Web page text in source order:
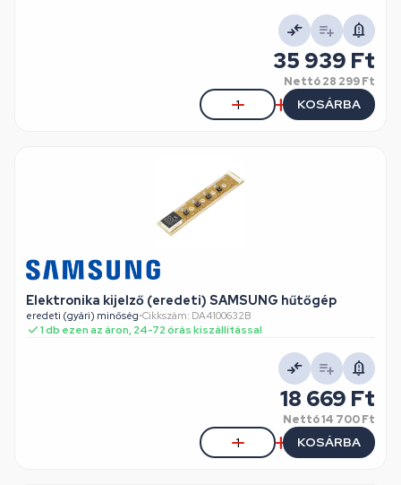
35 939 Ft
Nettó28 299 Ft
KOSÁRBA
Elektronika kijelző (eredeti) SAMSUNG hűtőgép
eredeti (gyári) minőség•Cikkszám: DA4100632B
1 db ezen az áron, 24-72 órás kiszállítással
18 669 Ft
Nettó14 700 Ft
KOSÁRBA